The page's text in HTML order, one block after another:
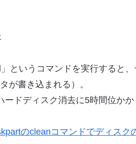
」というコマンドを実行すると
が書き込まれる）。
ードディスク消去に5時間位かか
のcleanコマンドでディスク